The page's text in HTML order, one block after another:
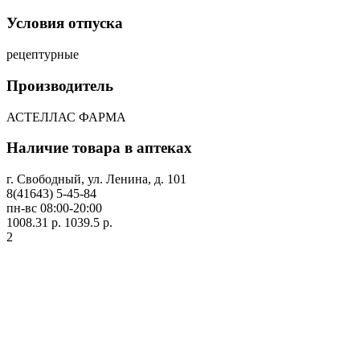
Условия отпуска
рецептурные
Производитель
АСТЕЛЛАС ФАРМА
Наличие товара в аптеках
г. Свободный, ул. Ленина, д. 101
8(41643) 5-45-84
пн-вс 08:00-20:00
1008.31 р. 1039.5 р.
2